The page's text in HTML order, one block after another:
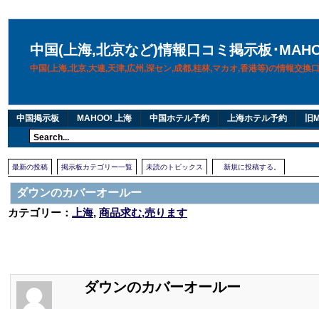
中国(上海,北京など)情報口コミ掲示板･
中国(上海,北京,大連,天津,広州,深セン,成都,桂林,マカオ,香港等)の情報交換
中国掲示板 MAHOO! 上海 中国ホテル予約 上海ホテル予約 旧
最新の投稿 掲示板カテゴリー一覧 未読のトピックス 新規に投稿する。
ダウンのカバーオールー
カテゴリー：
上海, 商品求む,売ります
ダウンのカバーオールー